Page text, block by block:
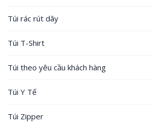
Túi rác rút dây
Túi T-Shirt
Túi theo yêu cầu khách hàng
Túi Y Tế
Túi Zipper